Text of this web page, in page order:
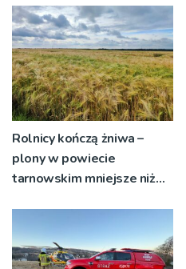
Rolnicy kończą żniwa –
plony w powiecie
tarnowskim mniejsze niż